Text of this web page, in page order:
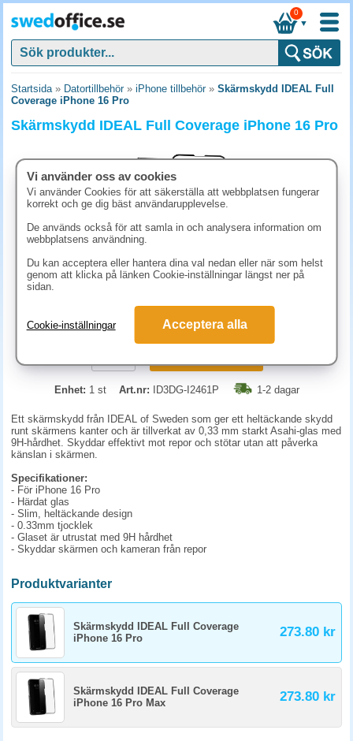
▼
0
Startsida» Datortillbehör» iPhone tillbehör» Skärmskydd IDEAL Full
Coverage iPhone 16 Pro
Skärmskydd IDEAL Full Coverage iPhone 16 Pro
273.80 kr (inkl. moms)
Enhet: 1 st Art.nr: ID3DG-I2461P 1-2 dagar
Ett skärmskydd från IDEAL of Sweden som ger ett heltäckande skydd
runt skärmens kanter och är tillverkat av 0,33 mm starkt Asahi-glas med
9H-hårdhet. Skyddar effektivt mot repor och stötar utan att påverka
känslan i skärmen.
Specifikationer:
- För iPhone 16 Pro
- Härdat glas
- Slim, heltäckande design
- 0.33mm tjocklek
- Glaset är utrustat med 9H hårdhet
- Skyddar skärmen och kameran från repor
Produktvarianter
Skärmskydd IDEAL Full Coverage
iPhone 16 Pro
273.80 kr
Skärmskydd IDEAL Full Coverage
iPhone 16 Pro Max
273.80 kr
Vi använder oss av cookies
Vi använder Cookies för att säkerställa att webbplatsen fungerar
korrekt och ge dig bäst användarupplevelse.
De används också för att samla in och analysera information om
webbplatsens användning.
Du kan acceptera eller hantera dina val nedan eller när som helst
genom att klicka på länken Cookie-inställningar längst ner på
sidan.
Cookie-inställningar Acceptera alla